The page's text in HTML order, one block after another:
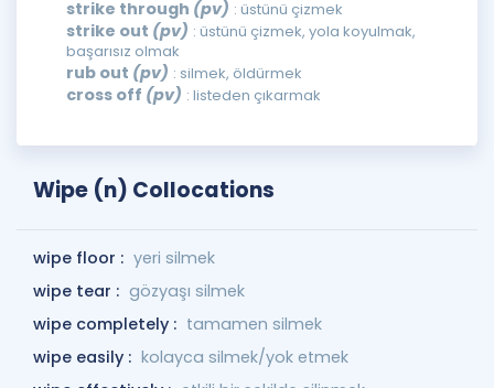
strike through (pv) : üstünü çizmek
strike out (pv) : üstünü çizmek, yola koyulmak,
başarısız olmak
rub out (pv) : silmek, öldürmek
cross off (pv) : listeden çıkarmak
Wipe (n) Collocations
wipe floor : yeri silmek
wipe tear : gözyaşı silmek
wipe completely : tamamen silmek
wipe easily : kolayca silmek/yok etmek